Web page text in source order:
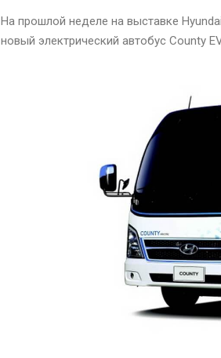
На прошлой неделе на выставке
новый электрический автобус County